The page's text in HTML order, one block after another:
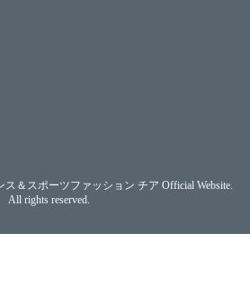
ス＆スポーツファッション チア Official Website.
All rights reserved.